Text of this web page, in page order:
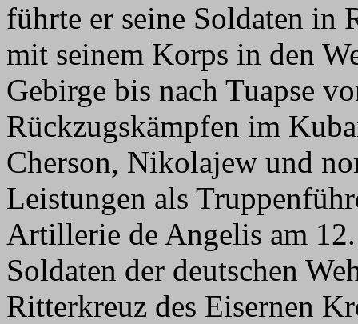
führte er seine Soldaten in
mit seinem Korps in den
Gebirge bis nach Tuapse
Rückzugskämpfen im
Cherson, Nikolajew und
Leistungen als
Artillerie de Angelis am
Soldaten der deutschen
Ritterkreuz des Eisernen